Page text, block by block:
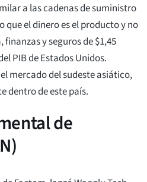
a las cadenas de suministro
el dinero es el producto y no
y seguros de $1,45
PIB de Estados Unidos.
mercado del sudeste asiático,
dentro de este país.
de